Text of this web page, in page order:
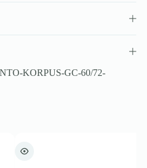
KORPUS-GC-60/72-